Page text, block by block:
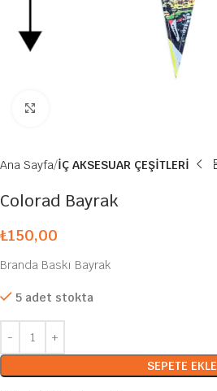
Ana Sayfa İÇ AKSESUAR ÇEŞİTLERİ
Colorad Bayrak
₺150,00
Branda Baskı Bayrak
5 adet stokta
SEPETE EKLE